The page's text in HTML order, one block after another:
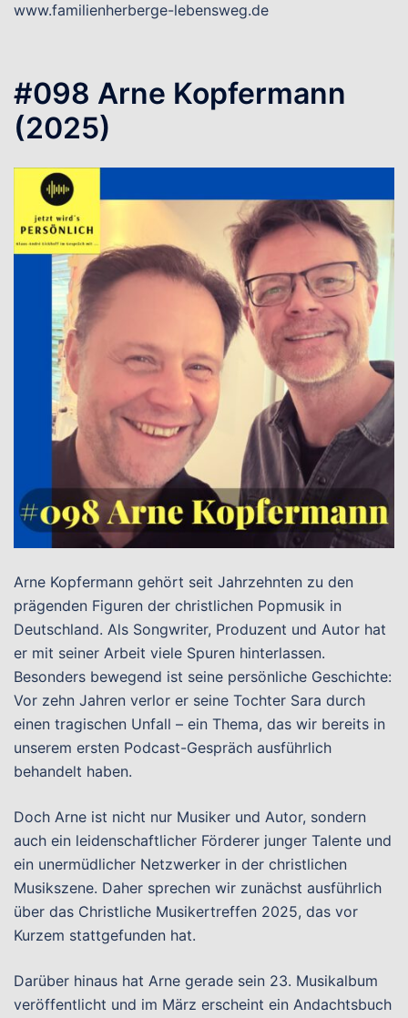
www.familienherberge-lebensweg.de
#098 Arne Kopfermann
(2025)
Arne Kopfermann gehört seit Jahrzehnten zu den
prägenden Figuren der christlichen Popmusik in
Deutschland. Als Songwriter, Produzent und Autor hat
er mit seiner Arbeit viele Spuren hinterlassen.
Besonders bewegend ist seine persönliche Geschichte:
Vor zehn Jahren verlor er seine Tochter Sara durch
einen tragischen Unfall – ein Thema, das wir bereits in
unserem ersten Podcast-Gespräch ausführlich
behandelt haben.
Doch Arne ist nicht nur Musiker und Autor, sondern
auch ein leidenschaftlicher Förderer junger Talente und
ein unermüdlicher Netzwerker in der christlichen
Musikszene. Daher sprechen wir zunächst ausführlich
über das Christliche Musikertreffen 2025, das vor
Kurzem stattgefunden hat.
Darüber hinaus hat Arne gerade sein 23. Musikalbum
veröffentlicht und im März erscheint ein Andachtsbuch